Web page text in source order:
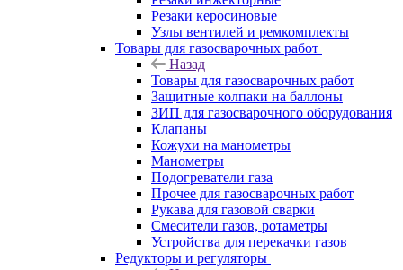
Резаки керосиновые
Узлы вентилей и ремкомплекты
Товары для газосварочных работ
Назад
Товары для газосварочных работ
Защитные колпаки на баллоны
ЗИП для газосварочного оборудования
Клапаны
Кожухи на манометры
Манометры
Подогреватели газа
Прочее для газосварочных работ
Рукава для газовой сварки
Смесители газов, ротаметры
Устройства для перекачки газов
Редукторы и регуляторы